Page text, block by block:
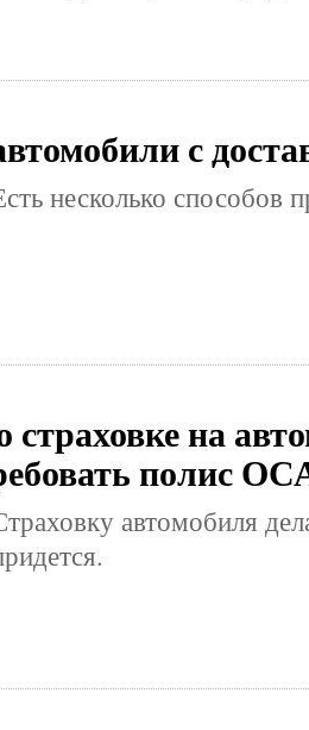
с
несколько способов
страховке на
полис
автомобиля